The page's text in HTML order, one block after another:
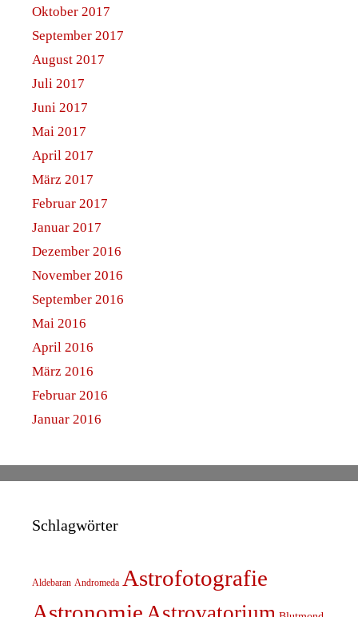
Oktober 2017
September 2017
August 2017
Juli 2017
Juni 2017
Mai 2017
April 2017
März 2017
Februar 2017
Januar 2017
Dezember 2016
November 2016
September 2016
Mai 2016
April 2016
März 2016
Februar 2016
Januar 2016
Schlagwörter
Aldebaran Andromeda Astrofotografie